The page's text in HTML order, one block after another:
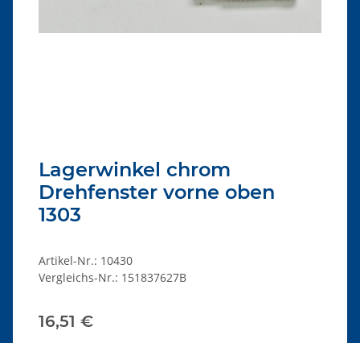
Lagerwinkel chrom
Drehfenster vorne oben
1303
Artikel-Nr.: 10430
Vergleichs-Nr.: 151837627B
16,51 €